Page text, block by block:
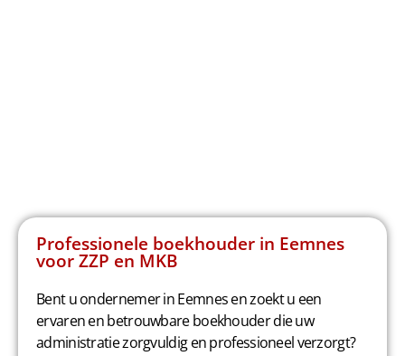
Professionele boekhouder in Eemnes
voor ZZP en MKB
Bent u ondernemer in Eemnes en zoekt u een
ervaren en betrouwbare boekhouder die uw
administratie zorgvuldig en professioneel verzorgt?